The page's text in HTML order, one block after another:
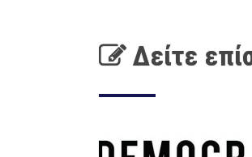
Δείτε